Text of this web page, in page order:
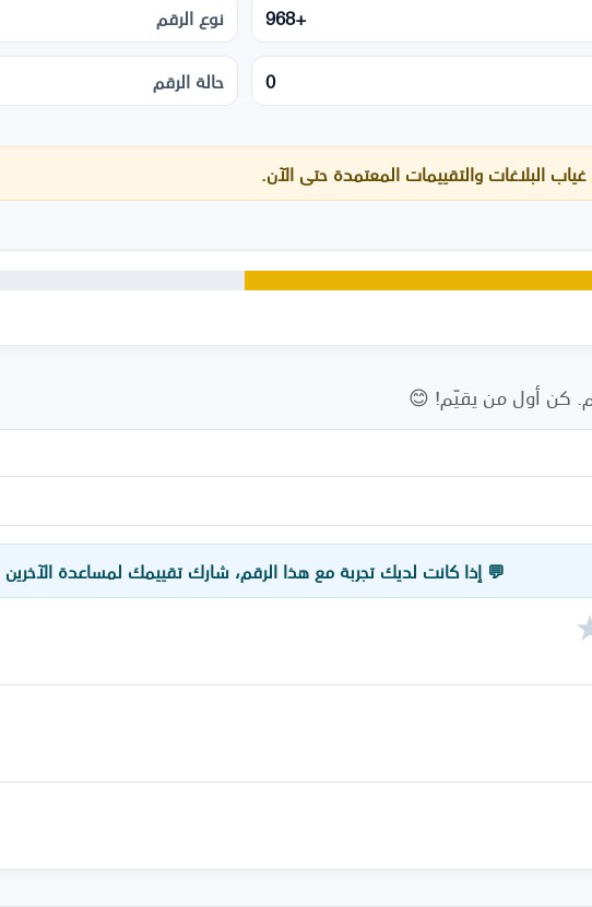
+968
نوع الرقم
0 حالة الرقم
البلاغات والتقييمات المعتمدة حتى الآن.
كن أول من يقيّم! 😊
💬 إذا كانت لديك تجربة مع هذا الرقم، شارك تقييمك لمساعدة